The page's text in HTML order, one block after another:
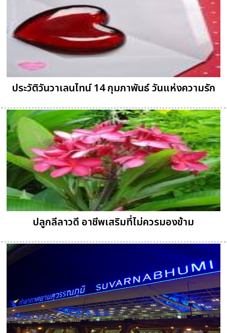
ประวัติวันวาเลนไทน์ 14 กุมภาพันธ์ วันแห่งความรัก
ปลูกลีลาวดี อาชีพเสริมที่ไม่ควรมองข้าม